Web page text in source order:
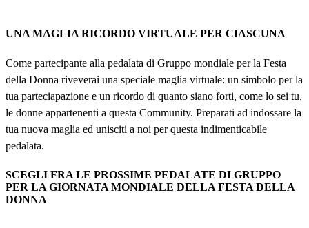
UNA MAGLIA RICORDO VIRTUALE PER CIASCUNA
Come partecipante alla pedalata di Gruppo mondiale per la Festa
della Donna riveverai una speciale maglia virtuale: un simbolo per la
tua parteciapazione e un ricordo di quanto siano forti, come lo sei tu,
le donne appartenenti a questa Community. Preparati ad indossare la
tua nuova maglia ed unisciti a noi per questa indimenticabile
pedalata.
SCEGLI FRA LE PROSSIME PEDALATE DI GRUPPO
PER LA GIORNATA MONDIALE DELLA FESTA DELLA
DONNA